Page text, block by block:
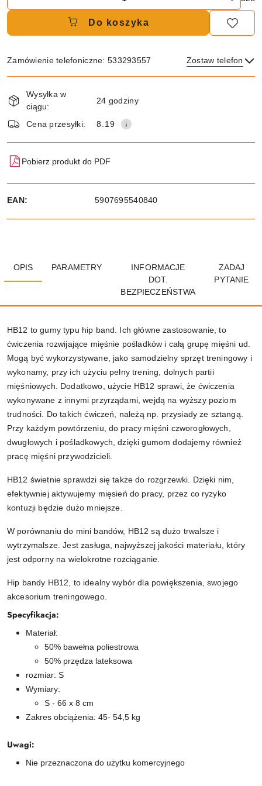
Do koszyka
Zamówienie telefoniczne: 533293557 Zostaw telefon
i
dostawa
Wysyłka w
ciągu:
24 godziny
Cena przesyłki: 8.19
Pobierz produkt do PDF
EAN: 5907695540840
OPIS PARAMETRY
INFORMACJE
DOT.
BEZPIECZEŃSTWA
ZADAJ
PYTANIE
HB12 to gumy typu hip band. Ich główne zastosowanie, to
ćwiczenia rozwijające mięśnie pośladków i całą grupę mięśni ud.
Mogą być wykorzystywane, jako samodzielny sprzęt treningowy i
wykonamy, przy ich użyciu pełny trening, dolnych partii
mięśniowych. Dodatkowo, użycie HB12 sprawi, że ćwiczenia
wykonywane z innymi przyrządami, wejdą na wyższy poziom
trudności. Do takich ćwiczeń, należą np. przysiady ze sztangą.
Przy każdym powtórzeniu, do pracy mięśni czworogłowych,
dwugłowych i pośladkowych, dzięki gumom dodajemy również
pracę mięśni przywodzicieli.
HB12 świetnie sprawdzi się także do rozgrzewki. Dzięki nim,
efektywniej aktywujemy mięsień do pracy, przez co ryzyko
kontuzji będzie dużo mniejsze.
W porównaniu do mini bandów, HB12 są dużo trwalsze i
wytrzymalsze. Jest zasługa, najwyższej jakości materiału, który
jest odporny na wielokrotne rozciąganie.
Hip bandy HB12, to idealny wybór dla powiększenia, swojego
akcesorium treningowego.
Specyfikacja:
Materiał:
50% bawełna poliestrowa
50% przędza lateksowa
rozmiar: S
Wymiary:
S - 66 x 8 cm
Zakres obciążenia: 45- 54,5 kg
Uwagi:
Nie przeznaczona do użytku komercyjnego